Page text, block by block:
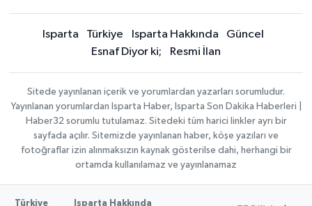
Isparta Türkiye Isparta Hakkında
Güncel
Esnaf Diyor ki;
Resmi İlan
Sitede yayınlanan içerik ve yorumlardan yazarları sorumludur.
Yayınlanan yorumlardan Isparta Haber, Isparta Son Dakika Haberleri |
Haber32 sorumlu tutulamaz. Sitedeki tüm harici linkler ayrı bir
sayfada açılır. Sitemizde yayınlanan haber, köşe yazıları ve
fotoğraflar izin alınmaksızın kaynak gösterilse dahi, herhangi bir
ortamda kullanılamaz ve yayınlanamaz
Türkiye Isparta Hakkında